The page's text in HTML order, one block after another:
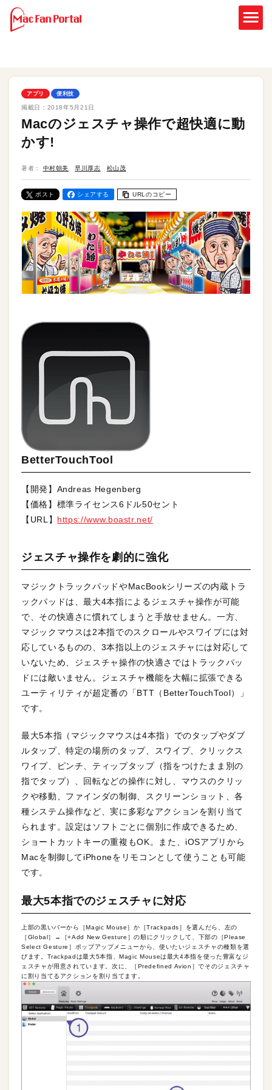
アプリ 便利技
掲載日： 2018年5月21日
Macのジェスチャ操作で超快適に動
かす!
著者： 中村朝美 早川厚志 松山茂
ポスト シェアする URLのコピー
BetterTouchTool
【開発】Andreas Hegenberg
【価格】標準ライセンス6ドル50セント
【URL】 https://www.boastr.net/
ジェスチャ操作を劇的に強化
マジックトラックパッドやMacBookシリーズの内蔵トラ
ックパッドは、最大4本指によるジェスチャ操作が可能
で、その快適さに慣れてしまうと手放せません。一方、
マジックマウスは2本指でのスクロールやスワイプには対
応しているものの、3本指以上のジェスチャには対応して
いないため、ジェスチャ操作の快適さではトラックパッ
ドには敵いません。ジェスチャ機能を大幅に拡張できる
ユーティリティが超定番の「BTT（BetterTouchTool）」
です。
最大5本指（マジックマウスは4本指）でのタップやダブ
ルタップ、特定の場所のタップ、スワイプ、クリックス
ワイプ、ピンチ、ティップタップ（指をつけたまま別の
指でタップ）、回転などの操作に対し、マウスのクリッ
クや移動、ファインダの制御、スクリーンショット、各
種システム操作など、実に多彩なアクションを割り当て
られます。設定はソフトごとに個別に作成できるため、
ショートカットキーの重複もOK。また、iOSアプリから
Macを制御してiPhoneをリモコンとして使うことも可能
です。
最大5本指でのジェスチャに対応
上部の黒いバーから［Magic Mouse］か［Trackpads］を選んだら、左の
［Global］→［+Add New Gesture］の順にクリックして、下部の［Please
Select Gesture］ポップアップメニューから、使いたいジェスチャの種類を選
びます。Trackpadは最大5本指、Magic Mouseは最大4本指を使った豊富なジ
ェスチャが用意されています。次に、［Predefined Avion］でそのジェスチャ
に割り当てるアクションを割り当てます。